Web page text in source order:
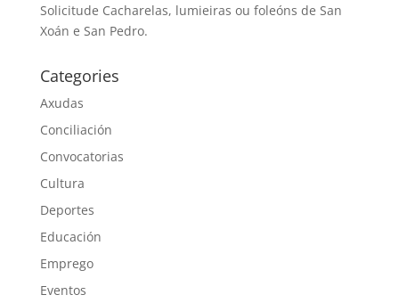
Solicitude Cacharelas, lumieiras ou foleóns de San
Xoán e San Pedro.
Categories
Axudas
Conciliación
Convocatorias
Cultura
Deportes
Educación
Emprego
Eventos